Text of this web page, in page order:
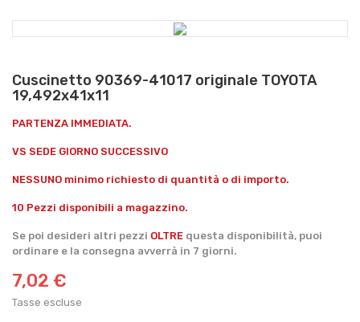
Cuscinetto 90369-41017 originale TOYOTA
19,492x41x11
PARTENZA IMMEDIATA.
VS SEDE GIORNO SUCCESSIVO
NESSUNO minimo richiesto di quantità o di importo.
10 Pezzi disponibili a magazzino.
Se poi desideri altri pezzi OLTRE questa disponibilità, puoi
ordinare e la consegna avverrà in 7 giorni.
7,02 €
Tasse escluse